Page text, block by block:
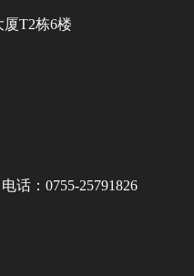
T2栋6楼
话：0755-25791826